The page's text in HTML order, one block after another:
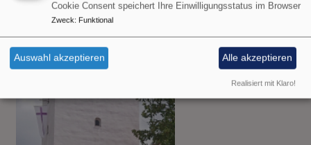
Cookie Consent speichert Ihre Einwilligungsstatus im Browser
Zweck: Funktional
Auswahl akzeptieren Alle akzeptieren
Realisiert mit Klaro!